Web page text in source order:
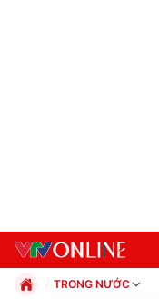
TRONG NƯỚC